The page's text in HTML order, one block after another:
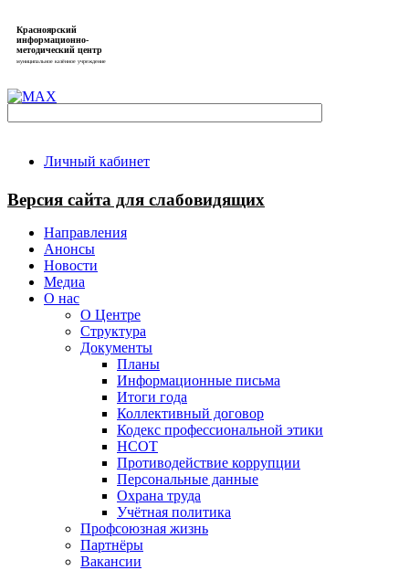
Красноярский
информационно-
методический центр
муниципальное казённое учреждение
Личный кабинет
Версия сайта для слабовидящих
Направления
Анонсы
Новости
Медиа
О нас
О Центре
Структура
Документы
Планы
Информационные письма
Итоги года
Коллективный договор
Кодекс профессиональной этики
НСОТ
Противодействие коррупции
Персональные данные
Охрана труда
Учётная политика
Профсоюзная жизнь
Партнёры
Вакансии